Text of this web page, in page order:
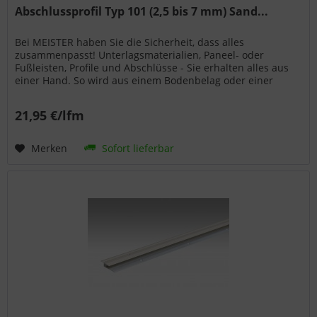
Abschlussprofil Typ 101 (2,5 bis 7 mm) Sand...
Bei MEISTER haben Sie die Sicherheit, dass alles
zusammenpasst! Unterlagsmaterialien, Paneel- oder
Fußleisten, Profile und Abschlüsse - Sie erhalten alles aus
einer Hand. So wird aus einem Bodenbelag oder einer
21,95 €/lfm
Merken Sofort lieferbar